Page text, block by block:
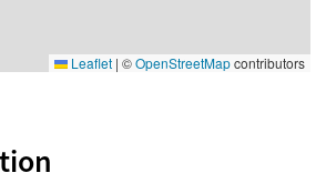
Leaflet | ©OpenStreetMapcontributors